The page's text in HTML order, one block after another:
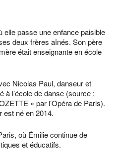
elle passe une enfance paisible
deux frères aînés. Son père
était enseignante en école
Nicolas Paul, danseur et
à l’école de danse (source :
» par l’Opéra de Paris).
est né en 2014.
où Émilie continue de
et éducatifs.